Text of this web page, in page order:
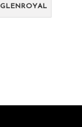
GLENROYAL